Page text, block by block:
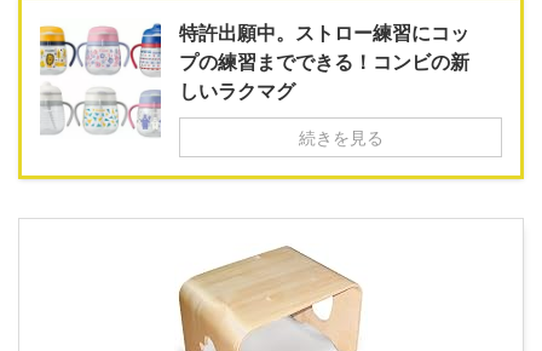
特許出願中。ストロー練習にコッ
プの練習までできる！コンビの新
しいラクマグ
続きを見る